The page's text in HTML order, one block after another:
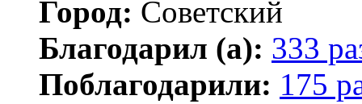
Город: Советский
Благодарил (а): 333
Поблагодарили: 175